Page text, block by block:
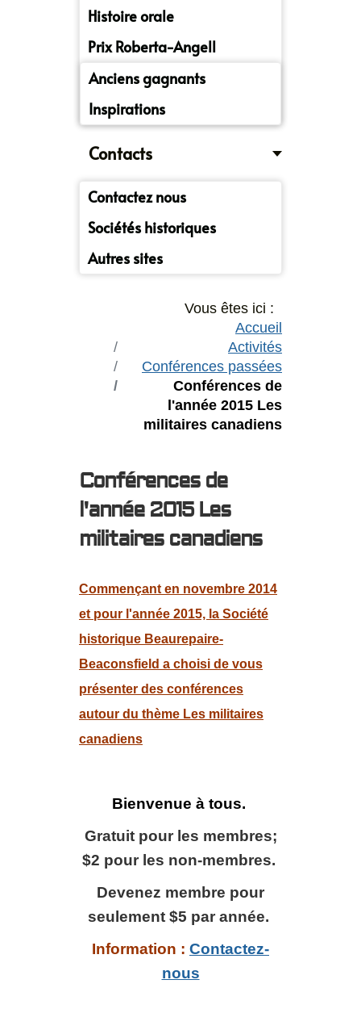
Histoire orale
Prix Roberta-Angell
Anciens gagnants
Inspirations
Contacts
Contactez nous
Sociétés historiques
Autres sites
Vous êtes ici :
Accueil
Activités
Conférences passées
Conférences de
l'année 2015 Les
militaires canadiens
Conférences de
l'année 2015 Les
militaires canadiens
Commençant en novembre 2014
et pour l'année 2015, la Société
historique Beaurepaire-
Beaconsfield a choisi de vous
présenter des conférences
autour du thème Les militaires
canadiens
Bienvenue à tous.
Gratuit pour les membres;
$2 pour les non-membres.
Devenez membre pour
seulement $5 par année.
Information : Contactez-
nous